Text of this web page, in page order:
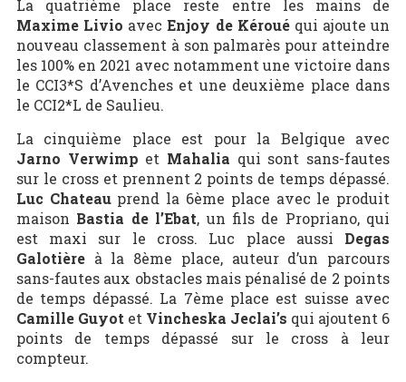
La quatrième place reste entre les mains de
Maxime Livio avecEnjoy de Kérouéqui ajoute un
nouveau classement à son palmarès pour atteindre
les 100% en 2021 avec notamment une victoire dans
le CCI3*S d’Avenches et une deuxième place dans
le CCI2*L de Saulieu.
La cinquième place est pour la Belgique avec
Jarno Verwimp et Mahalia qui sont sans-fautes
sur le cross et prennent 2 points de temps dépassé.
Luc Chateauprend la 6ème place avec le produit
maison Bastia de l’Ebat, un fils de Propriano, qui
est maxi sur le cross. Luc place aussi Degas
Galotièreà la 8ème place, auteur d’un parcours
sans-fautes aux obstacles mais pénalisé de 2 points
de temps dépassé. La 7ème place est suisse avec
Camille Guyot et Vincheska Jeclai’s qui ajoutent 6
points de temps dépassé sur le cross à leur
compteur.